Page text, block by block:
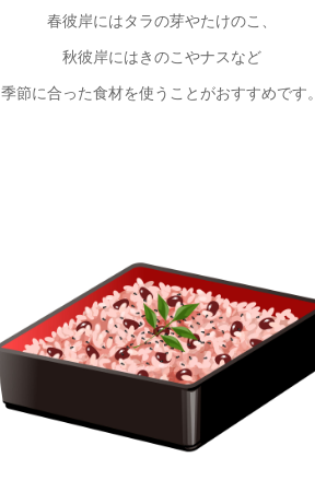
春彼岸にはタラの芽やたけのこ、
秋彼岸にはきのこやナスなど
季節に合った食材を使うことがおすすめです。